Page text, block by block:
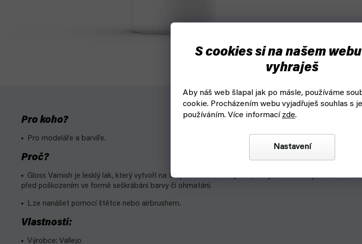
S cookies si na našem
vyhraješ
Aby náš web šlapal jak po másle, používáme
cookie. Procházením webu vyjadřuješ souhlas s
používáním. Více informací zde.
Nastavení
Pro koho?
Pro modeláře a barvíře.
Proč?
Gloss Varnish je lesklý lak, který vytvoří na tvojí miniatuře tenký film, který zakonzervuje
před poškozením ve formě seškrábání barvy či ohmatání.
Lze nanášet pomocí štětce nebo airbrushem.
Vlastnosti:
Výrobce: Vallejo